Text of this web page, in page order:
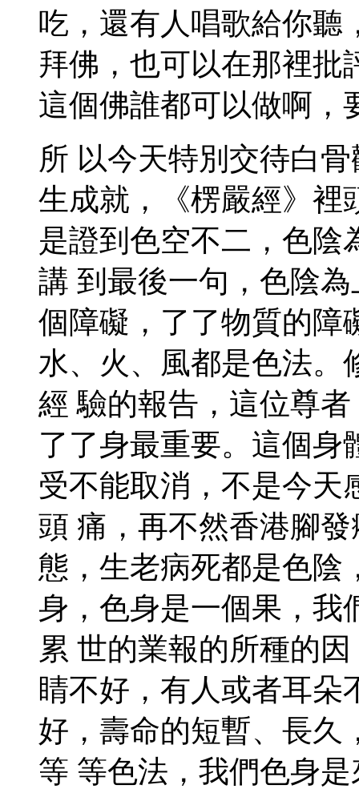
吃，還有人唱歌給你聽
拜佛，也可以在那裡批
這個佛誰都可以做啊，
所 以今天特別交待白
生成就，《楞嚴經》裡
是證到色空不二，色陰
講 到最後一句，色陰
個障礙，了了物質的障
水、火、風都是色法。
經 驗的報告，這位尊
了了身最重要。這個身
受不能取消，不是今天
頭 痛，再不然香港腳
態，生老病死都是色陰
身，色身是一個果，我
累 世的業報的所種的
睛不好，有人或者耳朵
好，壽命的短暫、長久
等 等色法，我們色身